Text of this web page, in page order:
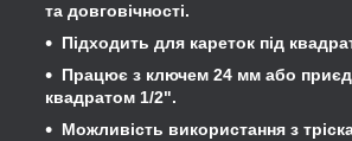
та довговічності.
Підходить для кареток під
Працює з ключем 24 мм або
квадратом 1/2".
Можливість використання з